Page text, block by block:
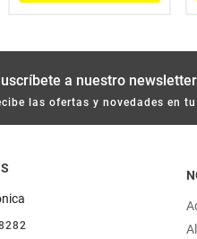
a nuestro
las ofertas y novedades en